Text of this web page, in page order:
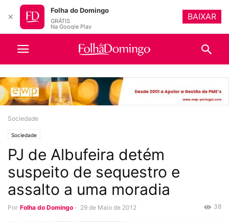
Sociedade
Sociedade
PJ de Albufeira detém
suspeito de sequestro e
assalto a uma moradia
Por Folha do Domingo - 29 de Maio de 2012 38
✕
Folha do Domingo
GRÁTIS
Na Google Play
BAIXAR